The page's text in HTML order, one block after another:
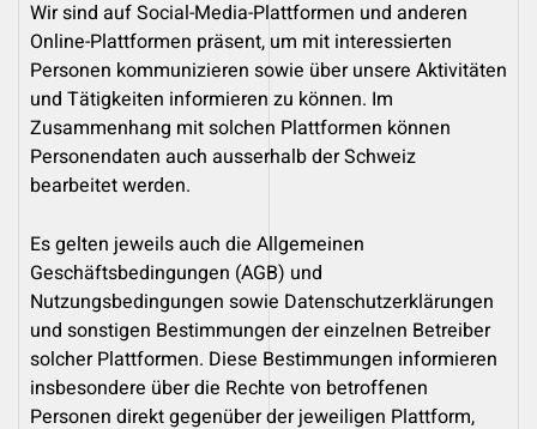
Wir sind auf Social-Media-Plattformen und anderen
Online-Plattformen präsent, um mit interessierten
Personen kommunizieren sowie über unsere Aktivitäten
und Tätigkeiten informieren zu können. Im
Zusammenhang mit solchen Plattformen können
Personendaten auch ausserhalb der Schweiz
bearbeitet werden.
Es gelten jeweils auch die Allgemeinen
Geschäftsbedingungen (AGB) und
Nutzungsbedingungen sowie Datenschutzerklärungen
und sonstigen Bestimmungen der einzelnen Betreiber
solcher Plattformen. Diese Bestimmungen informieren
insbesondere über die Rechte von betroffenen
Personen direkt gegenüber der jeweiligen Plattform,